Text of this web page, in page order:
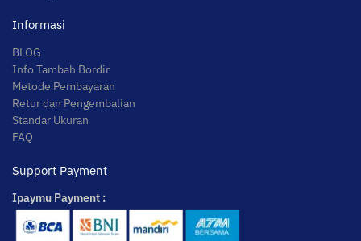
Informasi
BLOG
Info Tambah Bordir
Metode Pembayaran
Retur dan Pengembalian
Standar Ukuran
FAQ
Support Payment
Ipaymu Payment :